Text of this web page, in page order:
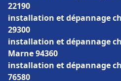
22190
installation et dépannage
29300
installation et dépannage
Marne 94360
installation et dépannage
76580